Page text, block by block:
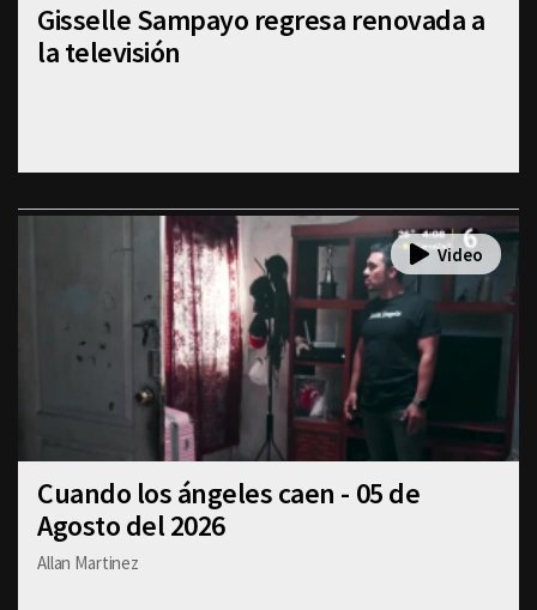
Gisselle Sampayo regresa renovada a
la televisión
Cuando los ángeles caen - 05 de
Agosto del 2026
Allan Martinez